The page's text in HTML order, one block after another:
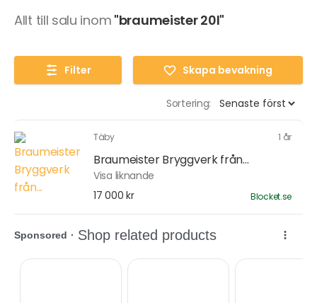
Allt till salu inom "braumeister 20l"
Filter Skapa bevakning
Sortering:
Täby 1 år
Braumeister Bryggverk från...
Visa liknande
17 000 kr
Blocket.se